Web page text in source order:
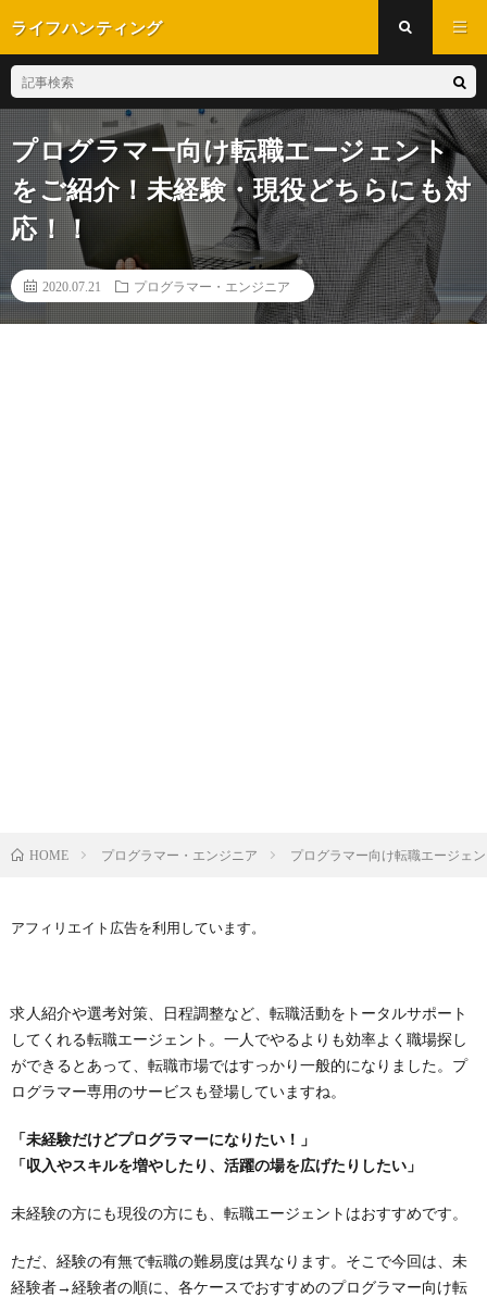
ライフハンティング
プログラマー向け転職エージェント
をご紹介！未経験・現役どちらにも対
応！！
2020.07.21 プログラマー・エンジニア
HOME プログラマー・エンジニア プログラマー向け転職エージェ
アフィリエイト広告を利用しています。
求人紹介や選考対策、日程調整など、転職活動をトータルサポート
してくれる転職エージェント。一人でやるよりも効率よく職場探し
ができるとあって、転職市場ではすっかり一般的になりました。プ
ログラマー専用のサービスも登場していますね。
「未経験だけどプログラマーになりたい！」
「収入やスキルを増やしたり、活躍の場を広げたりしたい」
未経験の方にも現役の方にも、転職エージェントはおすすめです。
ただ、経験の有無で転職の難易度は異なります。そこで今回は、未
経験者→経験者の順に、各ケースでおすすめのプログラマー向け転